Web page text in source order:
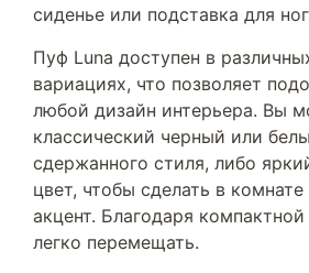
сиденье или подставка для
Пуф Luna доступен в
вариациях, что позволяет
любой дизайн интерьера. Вы
классический черный или
сдержанного стиля, либо
цвет, чтобы сделать в
акцент. Благодаря
легко перемещать.